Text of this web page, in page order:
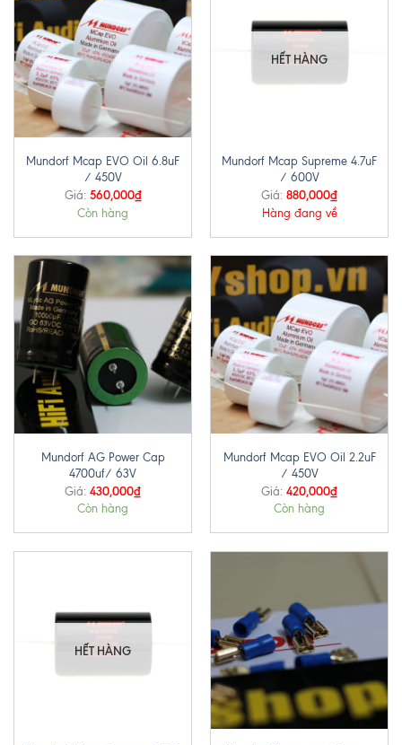
Mundorf Mcap EVO Oil 6.8uF
/ 450V
Giá: 560,000₫
Còn hàng
HẾT HÀNG
Mundorf Mcap Supreme 4.7uF
/ 600V
Giá: 880,000₫
Hàng đang về
Mundorf AG Power Cap
4700uf/ 63V
Giá: 430,000₫
Còn hàng
Mundorf Mcap EVO Oil 2.2uF
/ 450V
Giá: 420,000₫
Còn hàng
HẾT HÀNG